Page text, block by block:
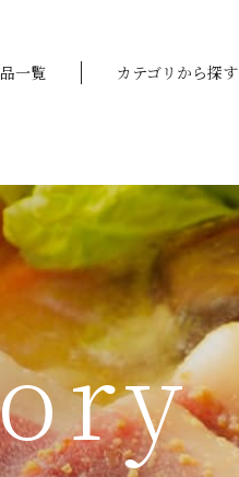
一覧 カテゴリから探す